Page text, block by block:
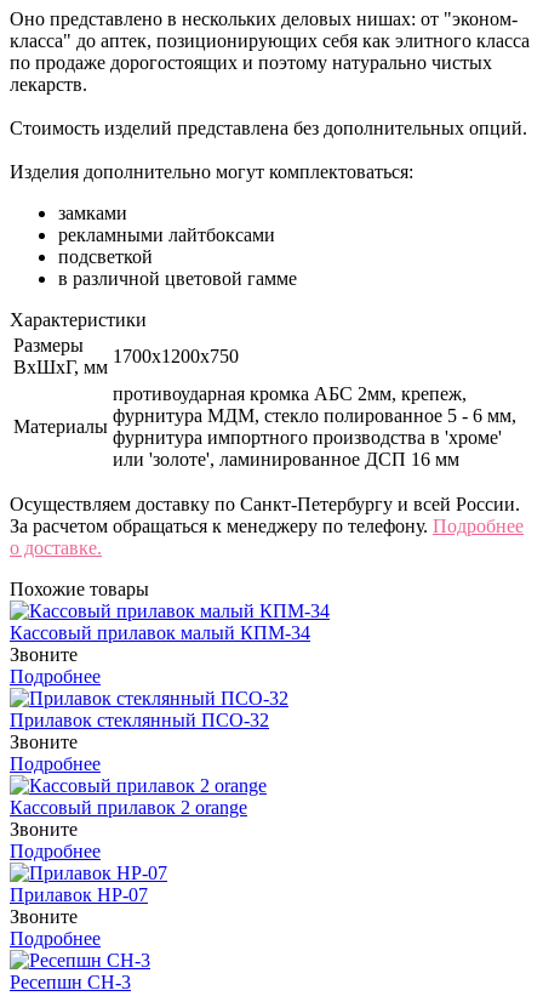
Оно представлено в нескольких деловых нишах: от "эконом-
класса" до аптек, позиционирующих себя как элитного класса
по продаже дорогостоящих и поэтому натурально чистых
лекарств.
Стоимость изделий представлена без дополнительных опций.
Изделия дополнительно могут комплектоваться:
замками
рекламными лайтбоксами
подсветкой
в различной цветовой гамме
Характеристики
Размеры
ВхШхГ, мм
1700х1200х750
Материалы
противоударная кромка АБС 2мм, крепеж,
фурнитура МДМ, стекло полированное 5 - 6 мм,
фурнитура импортного производства в 'хроме'
или 'золоте', ламинированное ДСП 16 мм
Осуществляем доставку по Санкт-Петербургу и всей России.
За расчетом обращаться к менеджеру по телефону. Подробнее
о доставке.
Похожие товары
Кассовый прилавок малый КПМ-34
Звоните
Подробнее
Прилавок стеклянный ПСО-32
Звоните
Подробнее
Кассовый прилавок 2 orange
Звоните
Подробнее
Прилавок НР-07
Звоните
Подробнее
Ресепшн СН-3